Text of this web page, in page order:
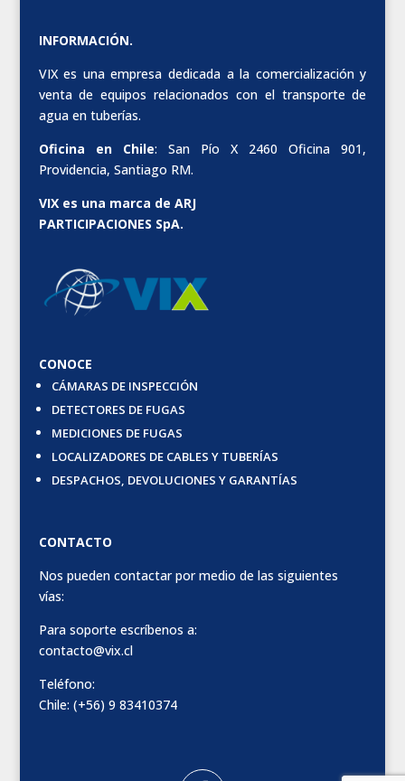
INFORMACIÓN.
VIX es una empresa dedicada a la comercialización y
venta de equipos relacionados con el transporte de
agua en tuberías.
Oficina en Chile: San Pío X 2460 Oficina 901,
Providencia, Santiago RM.
VIX es una marca de ARJ
PARTICIPACIONES SpA.
CONOCE
CÁMARAS DE INSPECCIÓN
DETECTORES DE FUGAS
MEDICIONES DE FUGAS
LOCALIZADORES DE CABLES Y TUBERÍAS
DESPACHOS, DEVOLUCIONES Y GARANTÍAS
CONTACTO
Nos pueden contactar por medio de las siguientes
vías:
Para soporte escríbenos a:
contacto@vix.cl
Teléfono:
Chile: (+56) 9 83410374